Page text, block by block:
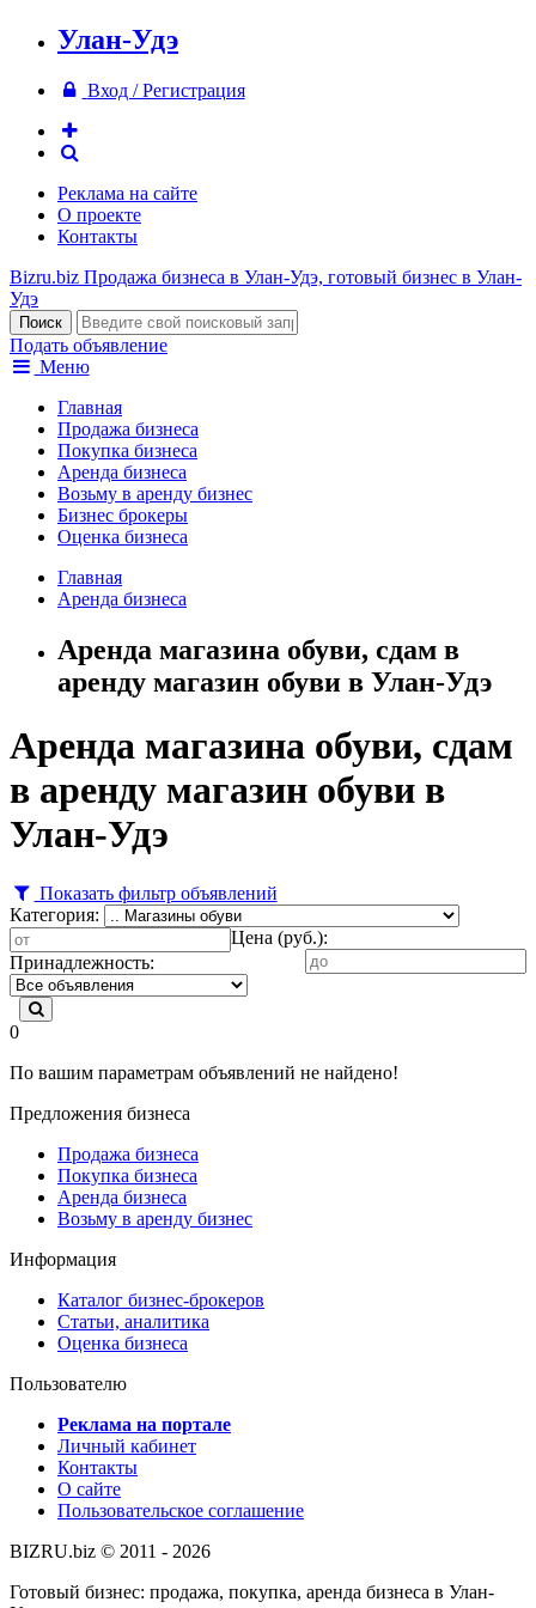
Улан-Удэ
Вход / Регистрация
Реклама на сайте
О проекте
Контакты
Bizru.biz Продажа бизнеса в Улан-Удэ, готовый бизнес в Улан-
Удэ
Подать объявление
Меню
Главная
Продажа бизнеса
Покупка бизнеса
Аренда бизнеса
Возьму в аренду бизнес
Бизнес брокеры
Оценка бизнеса
Главная
Аренда бизнеса
Аренда магазина обуви, сдам в
аренду магазин обуви в Улан-Удэ
Аренда магазина обуви, сдам
в аренду магазин обуви в
Улан-Удэ
Показать фильтр объявлений
Категория:
Цена (руб.):
Принадлежность:
0
По вашим параметрам объявлений не найдено!
Предложения бизнеса
Продажа бизнеса
Покупка бизнеса
Аренда бизнеса
Возьму в аренду бизнес
Информация
Каталог бизнес-брокеров
Статьи, аналитика
Оценка бизнеса
Пользователю
Реклама на портале
Личный кабинет
Контакты
О сайте
Пользовательское соглашение
BIZRU.biz © 2011 - 2026
Готовый бизнес: продажа, покупка, аренда бизнеса в Улан-